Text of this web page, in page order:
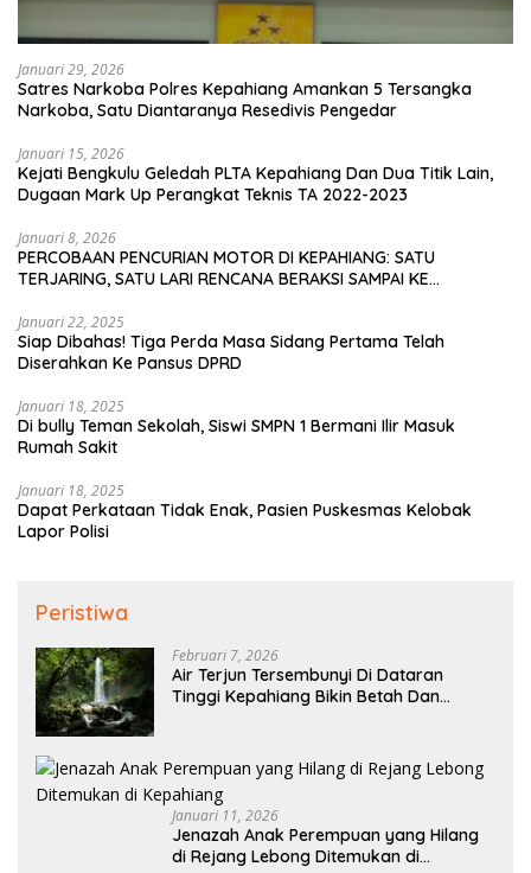
Januari 29, 2026
Satres Narkoba Polres Kepahiang Amankan 5 Tersangka
Narkoba, Satu Diantaranya Resedivis Pengedar
Januari 15, 2026
Kejati Bengkulu Geledah PLTA Kepahiang Dan Dua Titik Lain,
Dugaan Mark Up Perangkat Teknis TA 2022-2023
Januari 8, 2026
PERCOBAAN PENCURIAN MOTOR DI KEPAHIANG: SATU
TERJARING, SATU LARI RENCANA BERAKSI SAMPAI KE
Januari 22, 2025
Siap Dibahas! Tiga Perda Masa Sidang Pertama Telah
Diserahkan Ke Pansus DPRD
Januari 18, 2025
Di bully Teman Sekolah, Siswi SMPN 1 Bermani Ilir Masuk
Rumah Sakit
Januari 18, 2025
Dapat Perkataan Tidak Enak, Pasien Puskesmas Kelobak
Lapor Polisi
Peristiwa
Februari 7, 2026
Air Terjun Tersembunyi Di Dataran
Tinggi Kepahiang Bikin Betah Dan
Januari 11, 2026
Jenazah Anak Perempuan yang Hilang
di Rejang Lebong Ditemukan di